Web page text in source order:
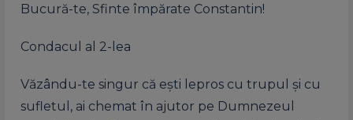
Bucură-te, Sfinte împărate Constantin!
Condacul al 2-lea
Văzându-te singur că ești lepros cu trupul și cu
sufletul, ai chemat în ajutor pe Dumnezeul